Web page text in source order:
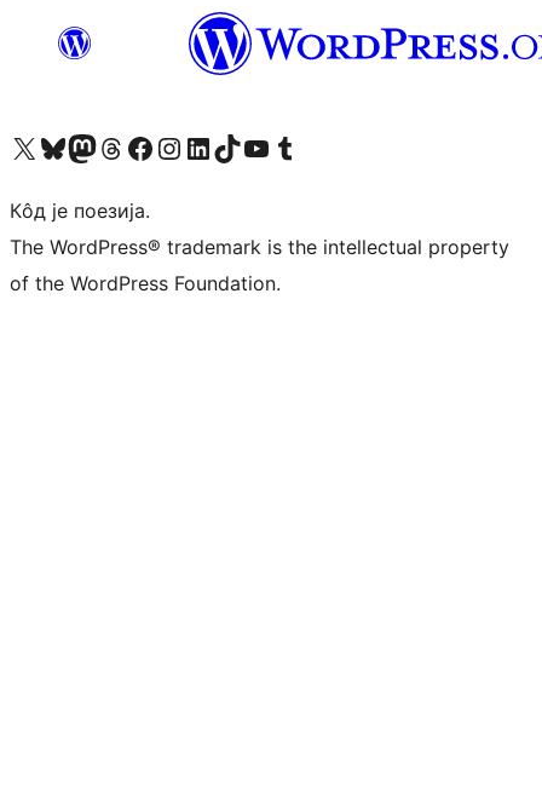
Visit our X (formerly Twitter) account
Посетите наш Bluesky налог
Visit our Mastodon account
Посетите наш налог на Threads-у Visit our Facebook page
Посетите наш Инстаграм налог
Visit our LinkedIn account
Посетите наш TikTok налог
Visit our YouTube channel
Посетите наш Tumblr налог
Кôд је поезија.
The WordPress® trademark is the intellectual property
of the WordPress Foundation.